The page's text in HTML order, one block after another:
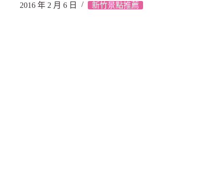
2016 年 2 月 6 日 新竹景點推薦